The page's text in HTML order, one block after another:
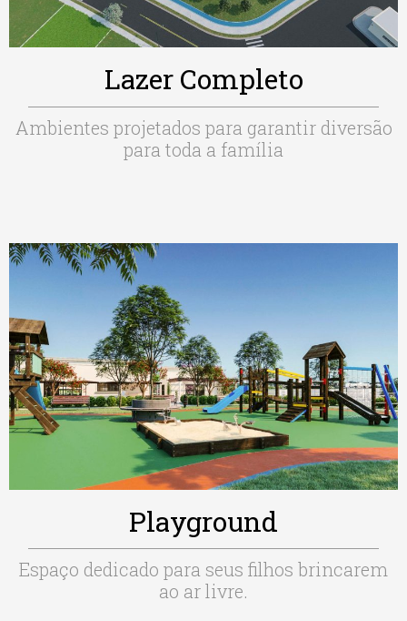
Lazer Completo
Ambientes projetados para garantir diversão
para toda a família
Playground
Espaço dedicado para seus filhos brincarem
ao ar livre.